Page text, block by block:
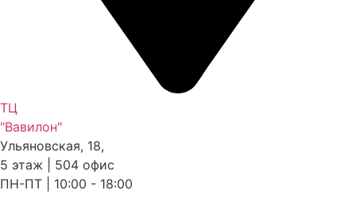
ТЦ
"Вавилон"
Ульяновская, 18,
5 этаж | 504 офис
ПН-ПТ | 10:00 - 18:00